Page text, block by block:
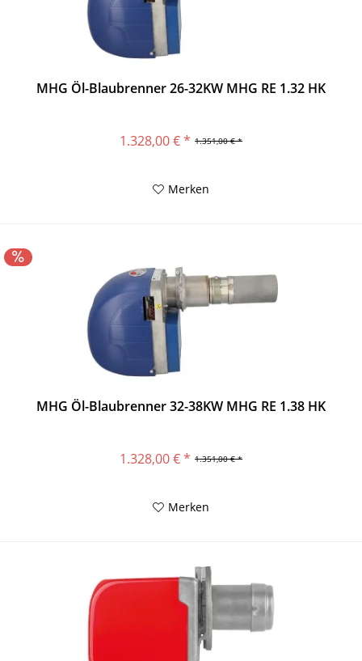
MHG Öl-Blaubrenner 26-32KW MHG RE 1.32 HK
1.351,00 € *
1.328,00 € *
Merken
MHG Öl-Blaubrenner 32-38KW MHG RE 1.38 HK
1.351,00 € *
1.328,00 € *
Merken